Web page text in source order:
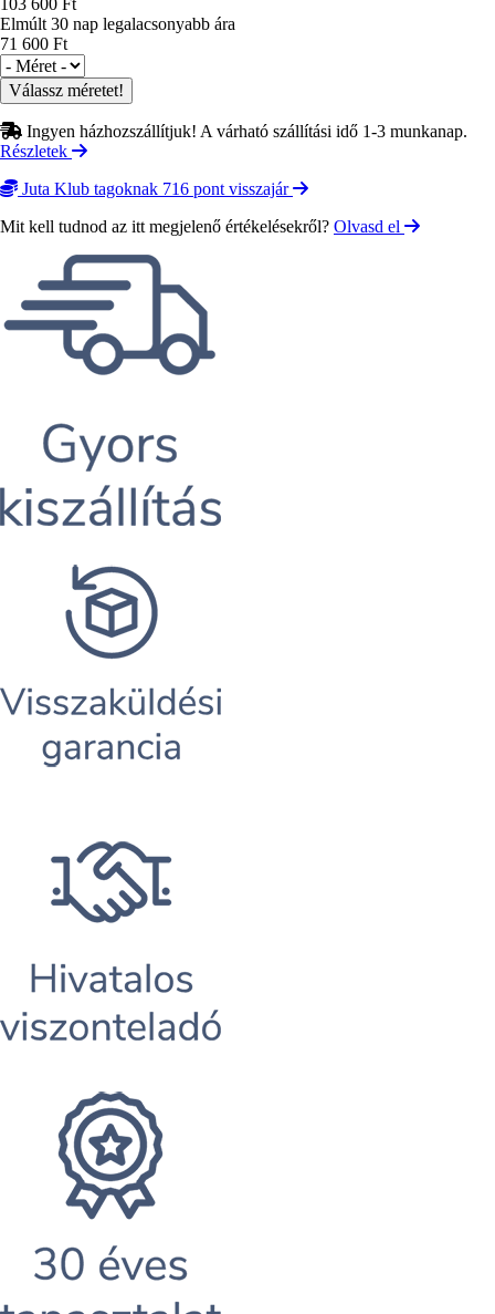
Elmúlt 30 nap legalacsonyabb ára
71 600 Ft
Méret
Ingyen házhozszállítjuk! A várható szállítási idő 1-3 munkanap.
Részletek
Juta Klub tagoknak 716 pont visszajár
Mit kell tudnod az itt megjelenő értékelésekről? Olvasd el